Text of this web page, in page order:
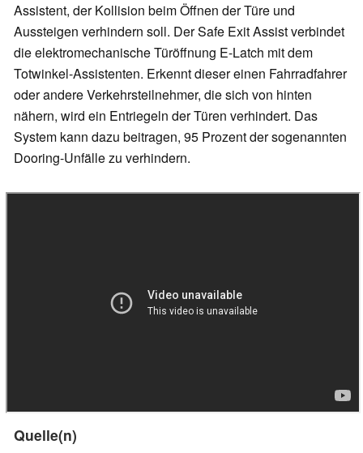
Assistent, der Kollision beim Öffnen der Türe und
Aussteigen verhindern soll. Der Safe Exit Assist verbindet
die elektromechanische Türöffnung E-Latch mit dem
Totwinkel-Assistenten. Erkennt dieser einen Fahrradfahrer
oder andere Verkehrsteilnehmer, die sich von hinten
nähern, wird ein Entriegeln der Türen verhindert. Das
System kann dazu beitragen, 95 Prozent der sogenannten
Dooring-Unfälle zu verhindern.
Quelle(n)